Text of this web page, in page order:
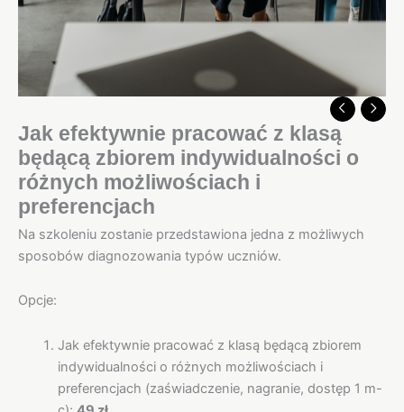
Jak efektywnie pracować z klasą
będącą zbiorem indywidualności o
różnych możliwościach i
preferencjach
Na szkoleniu zostanie przedstawiona jedna z możliwych
sposobów diagnozowania typów uczniów.
Opcje:
Jak efektywnie pracować z klasą będącą zbiorem
indywidualności o różnych możliwościach i
preferencjach (zaświadczenie, nagranie, dostęp 1 m-